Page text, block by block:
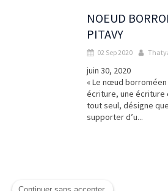
NOEUD
PITAVY
02 Sep 2020
juin 30, 2020
« Le nœud
écriture, une écriture
tout seul, désigne
supporter d’u...